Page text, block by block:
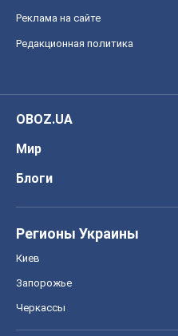
Реклама на сайте
Редакционная политика
OBOZ.UA
Мир
Блоги
Регионы Украины
Киев
Запорожье
Черкассы